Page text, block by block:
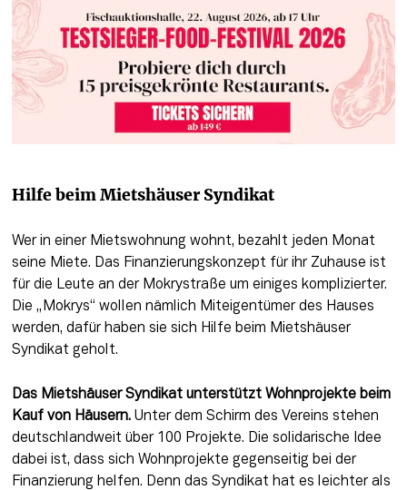
Hilfe beim Mietshäuser Syndikat
Wer in einer Mietswohnung wohnt, bezahlt jeden Monat
seine Miete. Das Finanzierungskonzept für ihr Zuhause ist
für die Leute an der Mokrystraße um einiges komplizierter.
Die „Mokrys“ wollen nämlich Miteigentümer des Hauses
werden, dafür haben sie sich Hilfe beim Mietshäuser
Syndikat geholt.
Das Mietshäuser Syndikat unterstützt Wohnprojekte beim
Kauf von Häusern. Unter dem Schirm des Vereins stehen
deutschlandweit über 100 Projekte. Die solidarische Idee
dabei ist, dass sich Wohnprojekte gegenseitig bei der
Finanzierung helfen. Denn das Syndikat hat es leichter als